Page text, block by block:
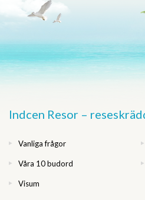
Indcen Resor –
Vanliga frågor
Våra 10 budord
Visum